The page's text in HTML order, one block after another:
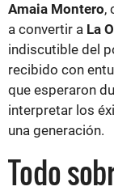
Amaia Montero,
a convertir a La
indiscutible del
recibido con
que esperaron
interpretar los
una generación.
Todo